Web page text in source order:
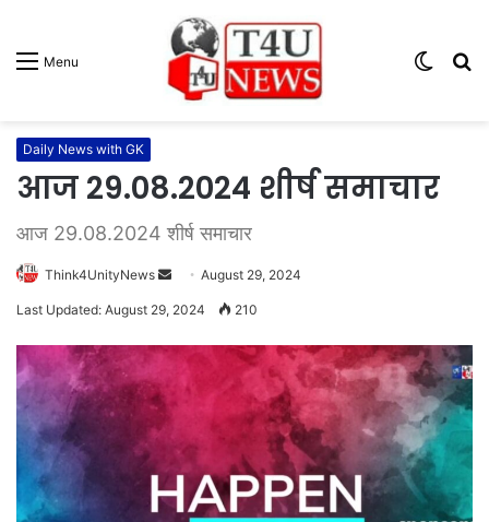
Menu
Switch
Daily News with GK
आज 29.08.2024 शीर्ष समाचार
आज 29.08.2024 शीर्ष समाचार
Think4UnityNews
m
i
August 29, 2024
Last Updated: August 29, 2024 210